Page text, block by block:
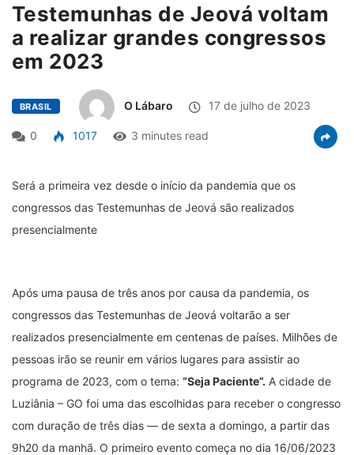
Testemunhas de Jeová voltam
a realizar grandes congressos
em 2023
BRASIL O Lábaro 17 de julho de 2023
0 1017 3 minutes read
Será a primeira vez desde o início da pandemia que os
congressos das Testemunhas de Jeová são realizados
presencialmente
Após uma pausa de três anos por causa da pandemia, os
congressos das Testemunhas de Jeová voltarão a ser
realizados presencialmente em centenas de países. Milhões de
pessoas irão se reunir em vários lugares para assistir ao
programa de 2023, com o tema: “Seja Paciente”. A cidade de
Luziânia – GO foi uma das escolhidas para receber o congresso
com duração de três dias — de sexta a domingo, a partir das
9h20 da manhã. O primeiro evento começa no dia 16/06/2023